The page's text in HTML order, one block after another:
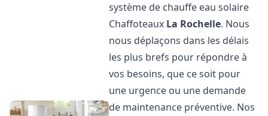
système de chauffe eau solaire
Chaffoteaux La Rochelle. Nous
nous déplaçons dans les délais
les plus brefs pour répondre à
vos besoins, que ce soit pour
une urgence ou une demande
de maintenance préventive. Nos